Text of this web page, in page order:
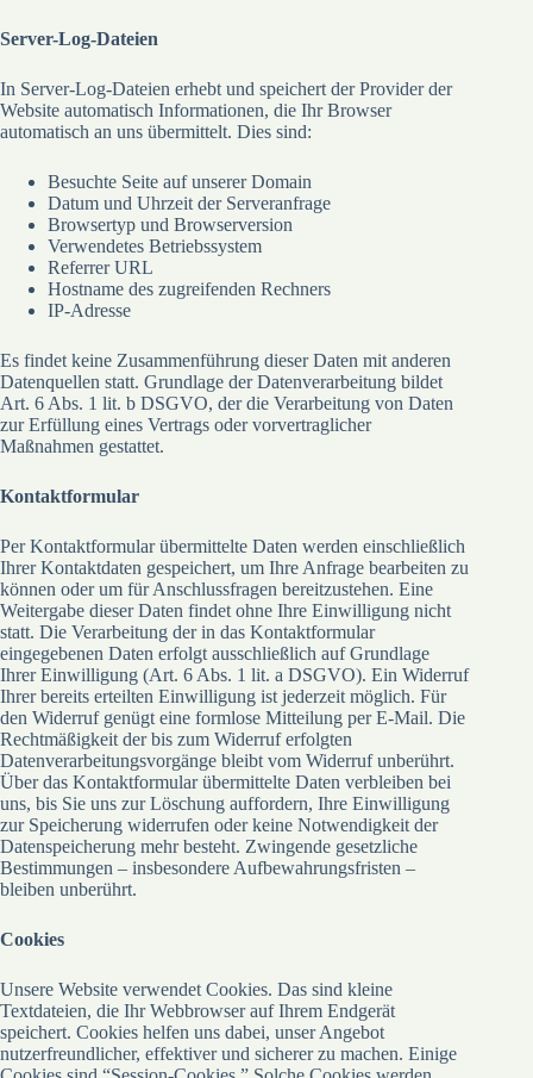
Server-Log-Dateien
In Server-Log-Dateien erhebt und speichert der Provider der
Website automatisch Informationen, die Ihr Browser
automatisch an uns übermittelt. Dies sind:
Besuchte Seite auf unserer Domain
Datum und Uhrzeit der Serveranfrage
Browsertyp und Browserversion
Verwendetes Betriebssystem
Referrer URL
Hostname des zugreifenden Rechners
IP-Adresse
Es findet keine Zusammenführung dieser Daten mit anderen
Datenquellen statt. Grundlage der Datenverarbeitung bildet
Art. 6 Abs. 1 lit. b DSGVO, der die Verarbeitung von Daten
zur Erfüllung eines Vertrags oder vorvertraglicher
Maßnahmen gestattet.
Kontaktformular
Per Kontaktformular übermittelte Daten werden einschließlich
Ihrer Kontaktdaten gespeichert, um Ihre Anfrage bearbeiten zu
können oder um für Anschlussfragen bereitzustehen. Eine
Weitergabe dieser Daten findet ohne Ihre Einwilligung nicht
statt. Die Verarbeitung der in das Kontaktformular
eingegebenen Daten erfolgt ausschließlich auf Grundlage
Ihrer Einwilligung (Art. 6 Abs. 1 lit. a DSGVO). Ein Widerruf
Ihrer bereits erteilten Einwilligung ist jederzeit möglich. Für
den Widerruf genügt eine formlose Mitteilung per E-Mail. Die
Rechtmäßigkeit der bis zum Widerruf erfolgten
Datenverarbeitungsvorgänge bleibt vom Widerruf unberührt.
Über das Kontaktformular übermittelte Daten verbleiben bei
uns, bis Sie uns zur Löschung auffordern, Ihre Einwilligung
zur Speicherung widerrufen oder keine Notwendigkeit der
Datenspeicherung mehr besteht. Zwingende gesetzliche
Bestimmungen – insbesondere Aufbewahrungsfristen –
bleiben unberührt.
Cookies
Unsere Website verwendet Cookies. Das sind kleine
Textdateien, die Ihr Webbrowser auf Ihrem Endgerät
speichert. Cookies helfen uns dabei, unser Angebot
nutzerfreundlicher, effektiver und sicherer zu machen. Einige